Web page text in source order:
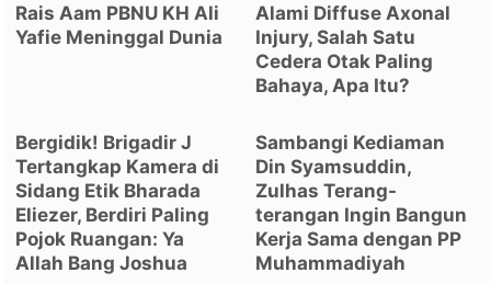
Rais Aam PBNU KH Ali
Yafie Meninggal Dunia
Alami Diffuse Axonal
Injury, Salah Satu
Cedera Otak Paling
Bahaya, Apa Itu?
Bergidik! Brigadir J
Tertangkap Kamera di
Sidang Etik Bharada
Eliezer, Berdiri Paling
Pojok Ruangan: Ya
Allah Bang Joshua
Sambangi Kediaman
Din Syamsuddin,
Zulhas Terang-
terangan Ingin Bangun
Kerja Sama dengan PP
Muhammadiyah